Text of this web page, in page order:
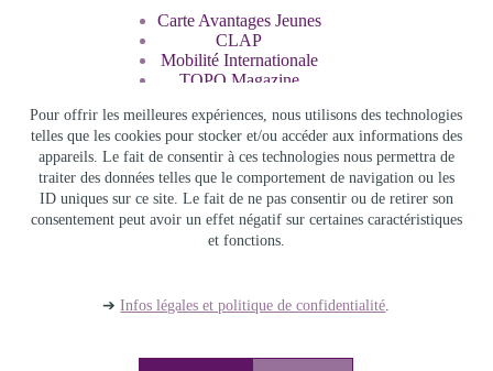
Pour offrir les meilleures expériences, nous utilisons des technologies
telles que les cookies pour stocker et/ou accéder aux informations des
appareils. Le fait de consentir à ces technologies nous permettra de
traiter des données telles que le comportement de navigation ou les
ID uniques sur ce site. Le fait de ne pas consentir ou de retirer son
consentement peut avoir un effet négatif sur certaines caractéristiques
et fonctions.
➔Infos légales et politique de confidentialité.
Carte Avantages Jeunes
CLAP
Mobilité Internationale
TOPO Magazine
Rechercher
Info Jeunes Bourgogne Franche Comté - Copyright © 2026 -
Thème WordPressBlocksypar {Creative Thèmes} - Adapté
CARTE AVANTAGES JEUNES